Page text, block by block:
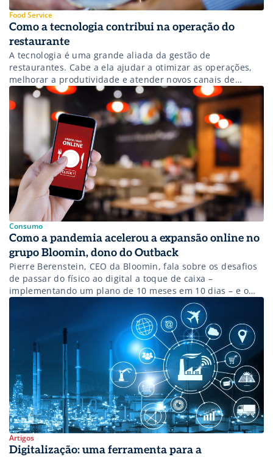
Food Service
Como a tecnologia contribui na operação do
restaurante
A tecnologia é uma grande aliada da gestão de
restaurantes. Cabe a ela ajudar a otimizar as operações,
melhorar a produtividade e atender novos canais de
vendas, como o delivery.
Consumo
Como a pandemia acelerou a expansão online no
grupo Bloomin, dono do Outback
Pierre Berenstein, CEO da Bloomin, fala sobre os desafios
de passar do físico ao digital a toque de caixa –
implementando um plano de 10 meses em 10 dias – e o
futuro das lojas físicas com o crescimento do delivery.
Artigos
Digitalização: uma ferramenta para a